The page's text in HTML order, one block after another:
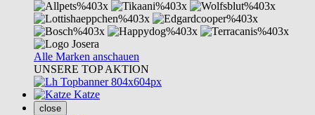
Alle Marken anschauen
UNSERE TOP AKTION
Katze
close